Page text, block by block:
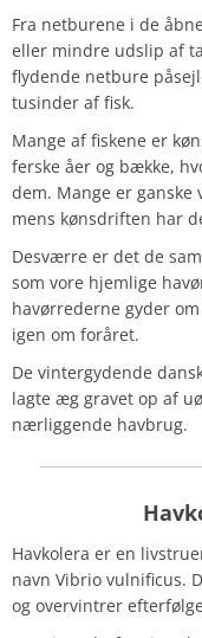
Fra netburene i de
eller mindre udslip af
flydende netbure
tusinder af fisk.
Mange af fiskene er
ferske åer og bække,
dem. Mange er ganske
mens kønsdriften har
Desværre er det de
som vore hjemlige
havørrederne gyder
igen om foråret.
De vintergydende
lagte æg gravet op af
nærliggende havbrug.
Havkolera er en
navn Vibrio vulnificus.
og overvintrer